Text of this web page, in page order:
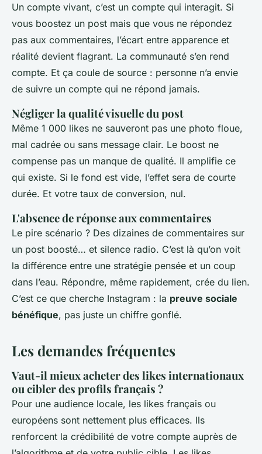
Un compte vivant, c’est un compte qui interagit. Si
vous boostez un post mais que vous ne répondez
pas aux commentaires, l’écart entre apparence et
réalité devient flagrant. La communauté s’en rend
compte. Et ça coule de source : personne n’a envie
de suivre un compte qui ne répond jamais.
Négliger la qualité visuelle du post
Même 1 000 likes ne sauveront pas une photo floue,
mal cadrée ou sans message clair. Le boost ne
compense pas un manque de qualité. Il amplifie ce
qui existe. Si le fond est vide, l’effet sera de courte
durée. Et votre taux de conversion, nul.
L'absence de réponse aux commentaires
Le pire scénario ? Des dizaines de commentaires sur
un post boosté… et silence radio. C’est là qu’on voit
la différence entre une stratégie pensée et un coup
dans l’eau. Répondre, même rapidement, crée du lien.
C’est ce que cherche Instagram : la preuve sociale
bénéfique, pas juste un chiffre gonflé.
Les demandes fréquentes
Vaut-il mieux acheter des likes internationaux
ou cibler des profils français ?
Pour une audience locale, les likes français ou
européens sont nettement plus efficaces. Ils
renforcent la crédibilité de votre compte auprès de